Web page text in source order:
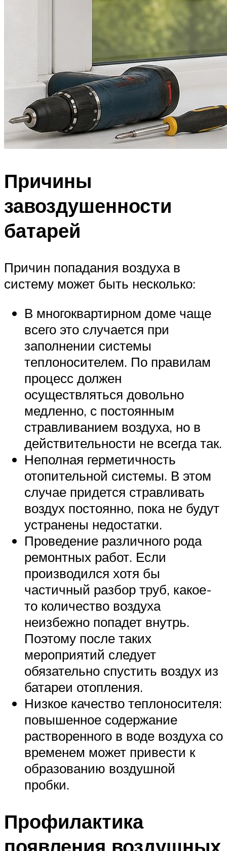
Причины
завоздушенности
батарей
Причин попадания воздуха в
систему может быть несколько:
В многоквартирном доме чаще
всего это случается при
заполнении системы
теплоносителем. По правилам
процесс должен
осуществляться довольно
медленно, с постоянным
стравливанием воздуха, но в
действительности не всегда так.
Неполная герметичность
отопительной системы. В этом
случае придется стравливать
воздух постоянно, пока не будут
устранены недостатки.
Проведение различного рода
ремонтных работ. Если
производился хотя бы
частичный разбор труб, какое-
то количество воздуха
неизбежно попадет внутрь.
Поэтому после таких
мероприятий следует
обязательно спустить воздух из
батареи отопления.
Низкое качество теплоносителя:
повышенное содержание
растворенного в воде воздуха со
временем может привести к
образованию воздушной
пробки.
Профилактика
появления воздушных